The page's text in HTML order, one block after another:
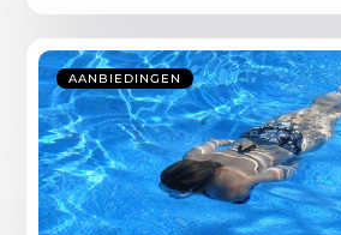
AANBIEDINGEN